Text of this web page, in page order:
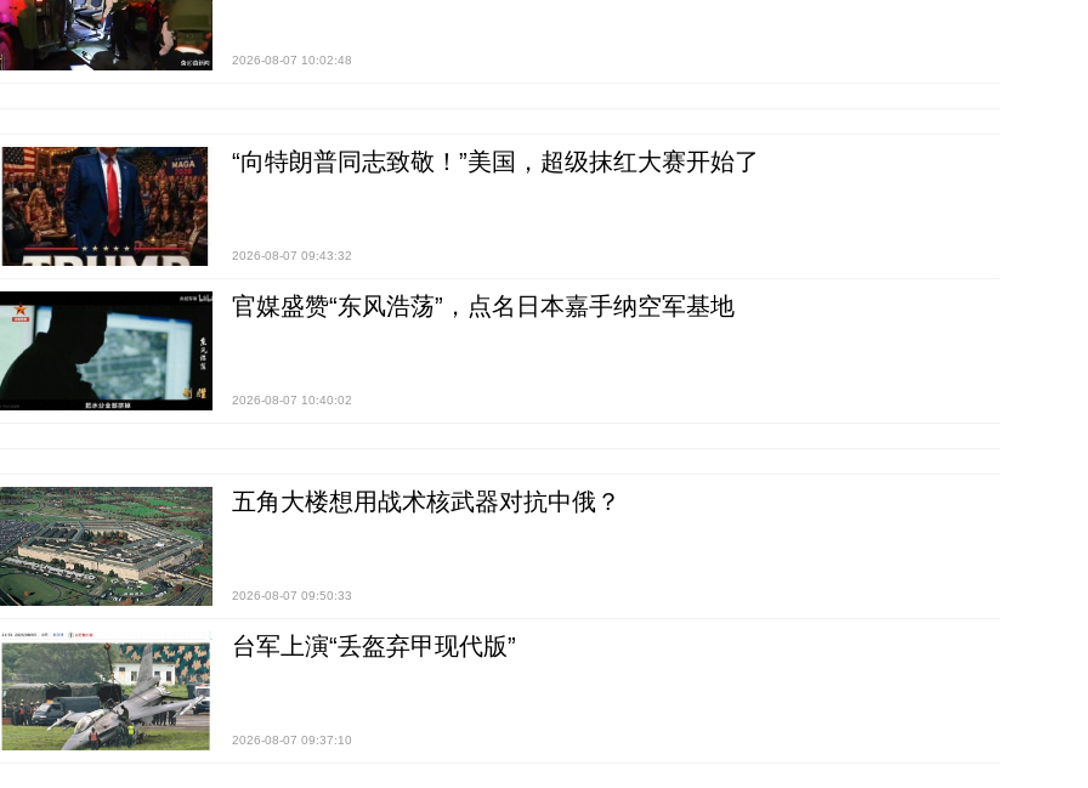
2026-08-07 10:02:48
“向特朗普同志致敬！”美国，超级抹红大赛开始了
2026-08-07 09:43:32
官媒盛赞“东风浩荡”，点名日本嘉手纳空军基地
2026-08-07 10:40:02
五角大楼想用战术核武器对抗中俄？
2026-08-07 09:50:33
台军上演“丢盔弃甲现代版”
2026-08-07 09:37:10